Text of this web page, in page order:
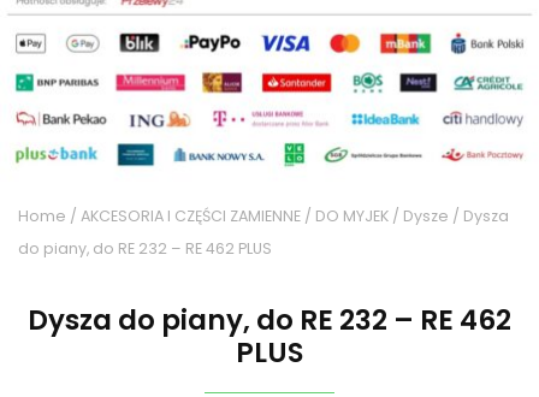
Home / AKCESORIA I CZĘŚCI ZAMIENNE / DO MYJEK / Dysze / Dysza
do piany, do RE 232 – RE 462 PLUS
Dysza do piany, do RE 232 – RE 462
PLUS